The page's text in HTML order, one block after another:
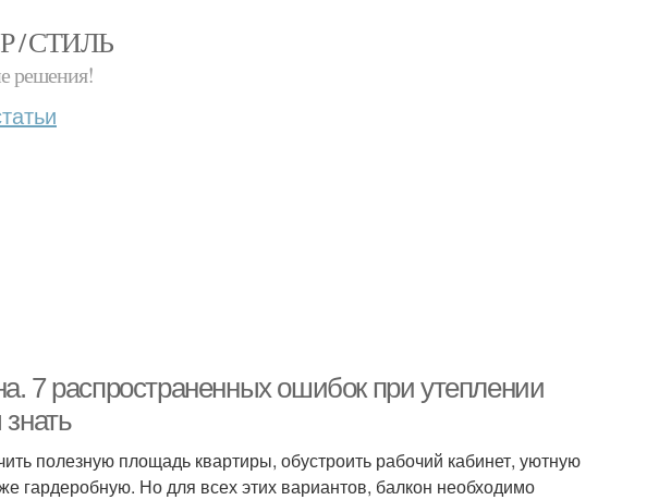
/ СТИЛЬ
решения!
7 распространенных ошибок при утеплении
полезную площадь квартиры, обустроить рабочий кабинет, уютную
гардеробную. Но для всех этих вариантов, балкон необходимо